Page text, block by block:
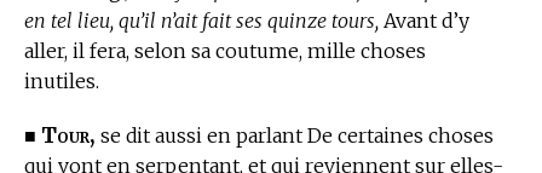
en tel lieu, qu’il n’ait fait ses quinze tours, Avant d’y
aller, il fera, selon sa coutume, mille choses
inutiles.
■ Tour, se dit aussi en parlant De certaines choses
qui vont en serpentant, et qui reviennent sur elles-